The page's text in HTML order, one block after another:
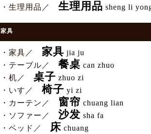
・生理用品／
生理用品 sheng li
家具
・家具／ 家具 jia ju
・テーブル／
餐桌 can zhuo
・机／
桌子 zhuo zi
・いす／
椅子 yi zi
・カーテン／
窗帘 chuang lian
・ソファー／
沙发 sha fa
・ベッド／
床 chuang